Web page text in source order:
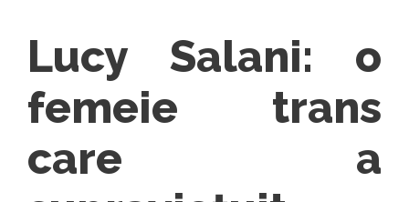
Lucy Salani: o
femeie trans
care a